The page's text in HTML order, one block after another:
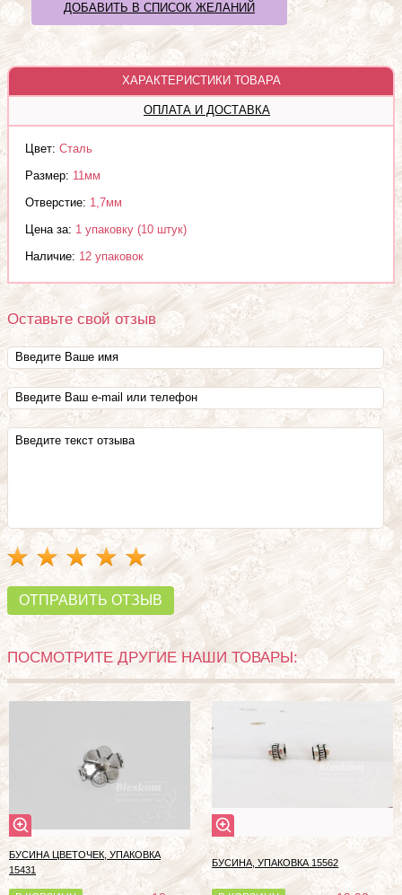
ДОБАВИТЬ В СПИСОК ЖЕЛАНИЙ
ХАРАКТЕРИСТИКИ ТОВАРА
ОПЛАТА И ДОСТАВКА
Цвет: Сталь
Размер: 11мм
Отверстие: 1,7мм
Цена за: 1 упаковку (10 штук)
Наличие: 12 упаковок
Оставьте свой отзыв
ОТПРАВИТЬ ОТЗЫВ
ПОСМОТРИТЕ ДРУГИЕ НАШИ ТОВАРЫ:
БУСИНА ЦВЕТОЧЕК, УПАКОВКА
15431
БУСИНА, УПАКОВКА 15562